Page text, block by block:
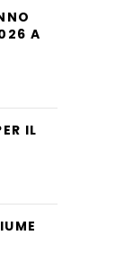
A
IL